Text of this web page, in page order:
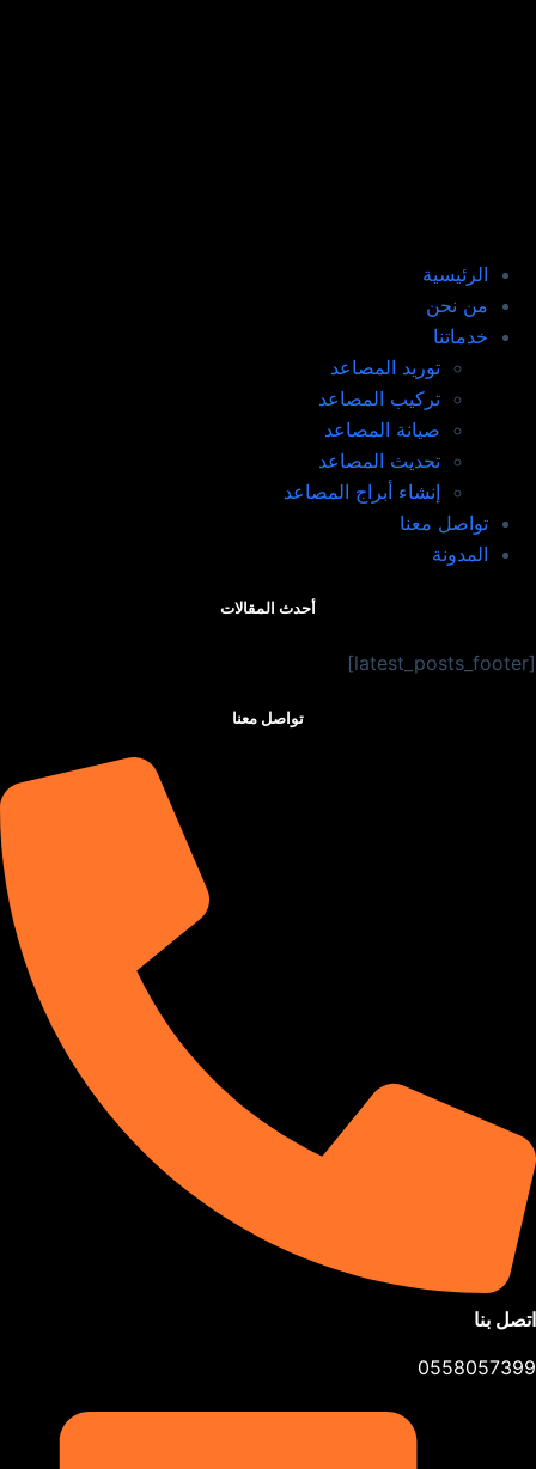
الرئيسية
من نحن
خدماتنا
توريد المصاعد​
تركيب المصاعد ​
صيانة المصاعد​
تحديث المصاعد​
إنشاء أبراج المصاعد​
تواصل معنا
المدونة
أحدث المقالات
[latest_posts_footer]
تواصل معنا
اتصل بنا
0558057399